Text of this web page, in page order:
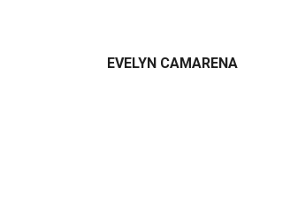
EVELYN CAMARENA